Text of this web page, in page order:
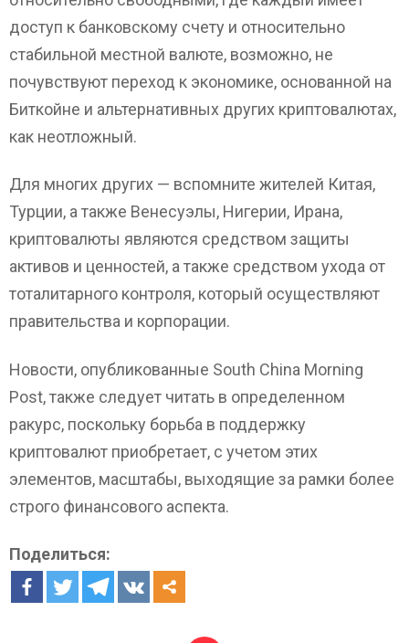
доступ к банковскому счету и относительно
стабильной местной валюте, возможно, не
почувствуют переход к экономике, основанной на
Биткойне и альтернативных других криптовалютах,
как неотложный.
Для многих других — вспомните жителей Китая,
Турции, а также Венесуэлы, Нигерии, Ирана,
криптовалюты являются средством защиты
активов и ценностей, а также средством ухода от
тоталитарного контроля, который осуществляют
правительства и корпорации.
Новости, опубликованные South China Morning
Post, также следует читать в определенном
ракурс, поскольку борьба в поддержку
криптовалют приобретает, с учетом этих
элементов, масштабы, выходящие за рамки более
строго финансового аспекта.
Поделиться: